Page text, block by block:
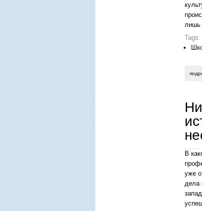
лишь
Tags:
В
уже
дела